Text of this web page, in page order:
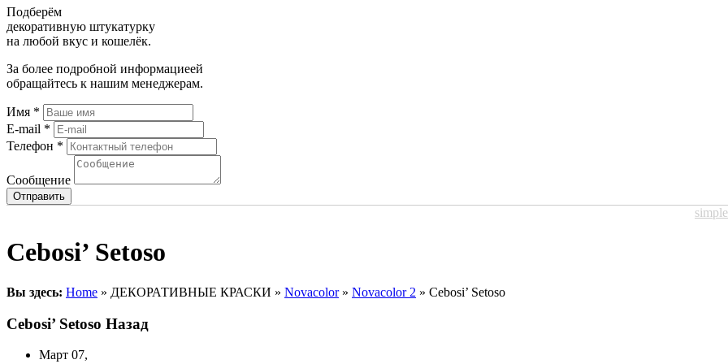
Подберём
декоративную штукатурку
на любой вкус и кошелёк.
За более подробной информациеей
обращайтесь к нашим менеджерам.
Имя *
E-mail *
Телефон *
Сообщение
Cebosi’ Setoso
Вы здесь: Home » ДЕКОРАТИВНЫЕ КРАСКИ » Novacolor» Novacolor 2 » Cebosi’ Setoso
Cebosi’ Setoso Назад
Март 07,